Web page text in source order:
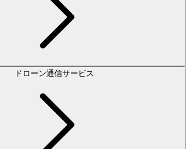
ドローン通信サービス